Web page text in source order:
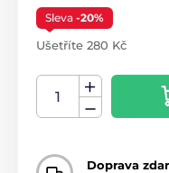
Sleva -20%
Ušetříte 280 Kč
Doprava